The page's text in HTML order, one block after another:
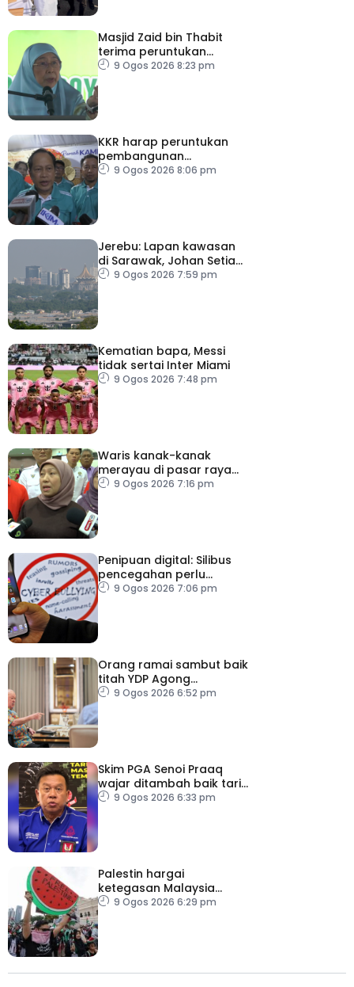
Masjid Zaid bin Thabit
terima peruntukan
RM100,000
9 Ogos 2026 8:23 pm
KKR harap peruntukan
pembangunan
ditingkatkan
9 Ogos 2026 8:06 pm
Jerebu: Lapan kawasan
di Sarawak, Johan Setia
di Selangor catat IPU
9 Ogos 2026 7:59 pm
Kematian bapa, Messi
tidak sertai Inter Miami
9 Ogos 2026 7:48 pm
Waris kanak-kanak
merayau di pasar raya
Terengganu diminta
9 Ogos 2026 7:16 pm
Penipuan digital: Silibus
pencegahan perlu
diperkenalkan – PPIM
9 Ogos 2026 7:06 pm
Orang ramai sambut baik
titah YDP Agong
berhubung RCI TH
9 Ogos 2026 6:52 pm
Skim PGA Senoi Praaq
wajar ditambah baik tarik
minat belia orang asli
9 Ogos 2026 6:33 pm
Palestin hargai
ketegasan Malaysia
halang laluan transit ke
9 Ogos 2026 6:29 pm